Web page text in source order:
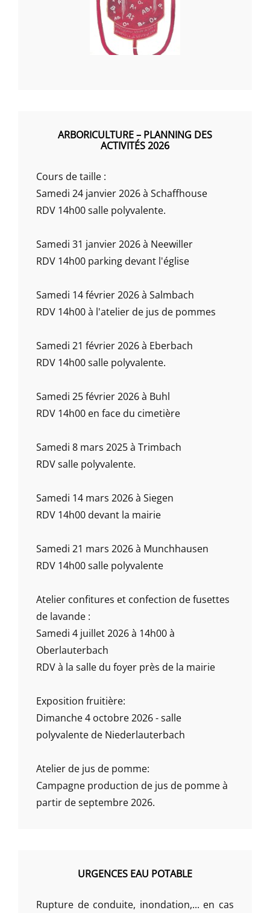
ARBORICULTURE – PLANNING DES
ACTIVITÉS 2026
Cours de taille :
Samedi 24 janvier 2026 à Schaffhouse
RDV 14h00 salle polyvalente.
Samedi 31 janvier 2026 à Neewiller
RDV 14h00 parking devant l'église
Samedi 14 février 2026 à Salmbach
RDV 14h00 à l'atelier de jus de pommes
Samedi 21 février 2026 à Eberbach
RDV 14h00 salle polyvalente.
Samedi 25 février 2026 à Buhl
RDV 14h00 en face du cimetière
Samedi 8 mars 2025 à Trimbach
RDV salle polyvalente.
Samedi 14 mars 2026 à Siegen
RDV 14h00 devant la mairie
Samedi 21 mars 2026 à Munchhausen
RDV 14h00 salle polyvalente
Atelier confitures et confection de fusettes
de lavande :
Samedi 4 juillet 2026 à 14h00 à
Oberlauterbach
RDV à la salle du foyer près de la mairie
Exposition fruitière:
Dimanche 4 octobre 2026 - salle
polyvalente de Niederlauterbach
Atelier de jus de pomme:
Campagne production de jus de pomme à
partir de septembre 2026.
URGENCES EAU POTABLE
Rupture de conduite, inondation,... en cas